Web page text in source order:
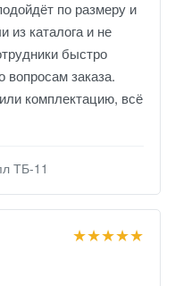
по размеру и
из каталога и не
быстро
вопросам заказа.
комплектацию, всё
ТБ-11
★★★★★